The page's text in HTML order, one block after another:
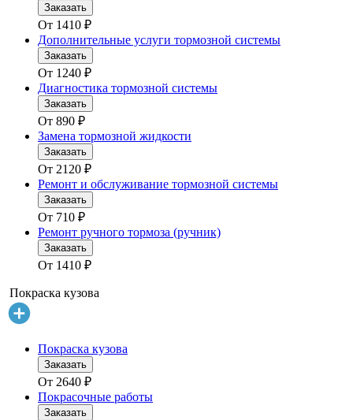
Заказать
От 1410 ₽
Дополнительные услуги тормозной системы
Заказать
От 1240 ₽
Диагностика тормозной системы
Заказать
От 890 ₽
Замена тормозной жидкости
Заказать
От 2120 ₽
Ремонт и обслуживание тормозной системы
Заказать
От 710 ₽
Ремонт ручного тормоза (ручник)
Заказать
От 1410 ₽
Покраска кузова
Покраска кузова
Заказать
От 2640 ₽
Покрасочные работы
Заказать